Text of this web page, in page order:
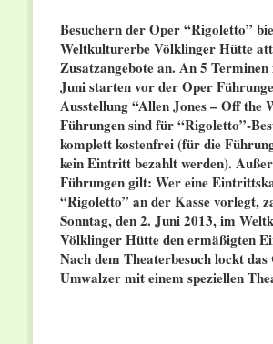
Besuchern der Oper “Rigoletto”
Weltkulturerbe Völklinger Hütte
Zusatzangebote an. An 5
Juni starten vor der Oper
Ausstellung “Allen Jones – Off the
Führungen sind für “Rigoletto”-
komplett kostenfrei (für die
kein Eintritt bezahlt werden).
Führungen gilt: Wer eine
“Rigoletto” an der Kasse vorlegt,
Sonntag, den 2. Juni 2013, im
Völklinger Hütte den ermäßigten
Nach dem Theaterbesuch lockt das
Umwalzer mit einem speziellen